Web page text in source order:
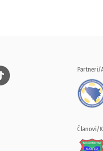
Partneri/
Članovi/